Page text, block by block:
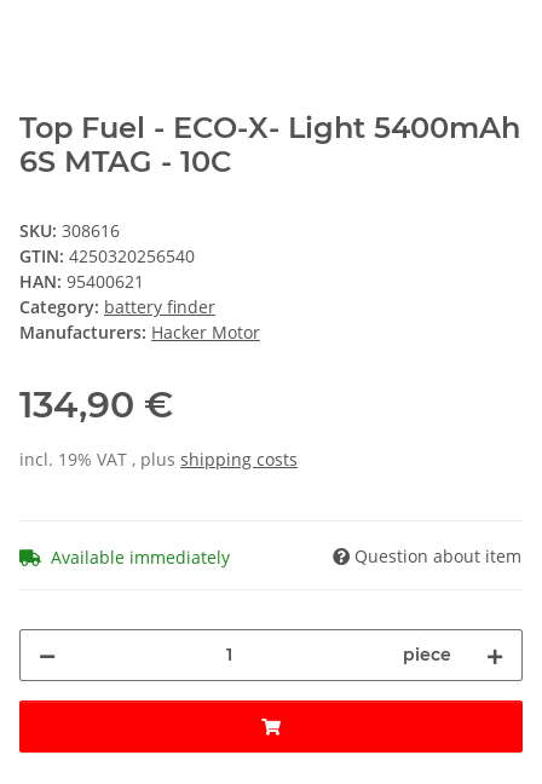
Top Fuel - ECO-X- Light 5400mAh
6S MTAG - 10C
SKU: 308616
GTIN: 4250320256540
HAN: 95400621
Category: battery finder
Manufacturers: Hacker Motor
134,90 €
incl. 19% VAT , plus shipping costs
Available immediately Question about item
piece